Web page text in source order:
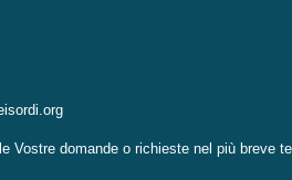
Vostre domande o richieste nel più breve